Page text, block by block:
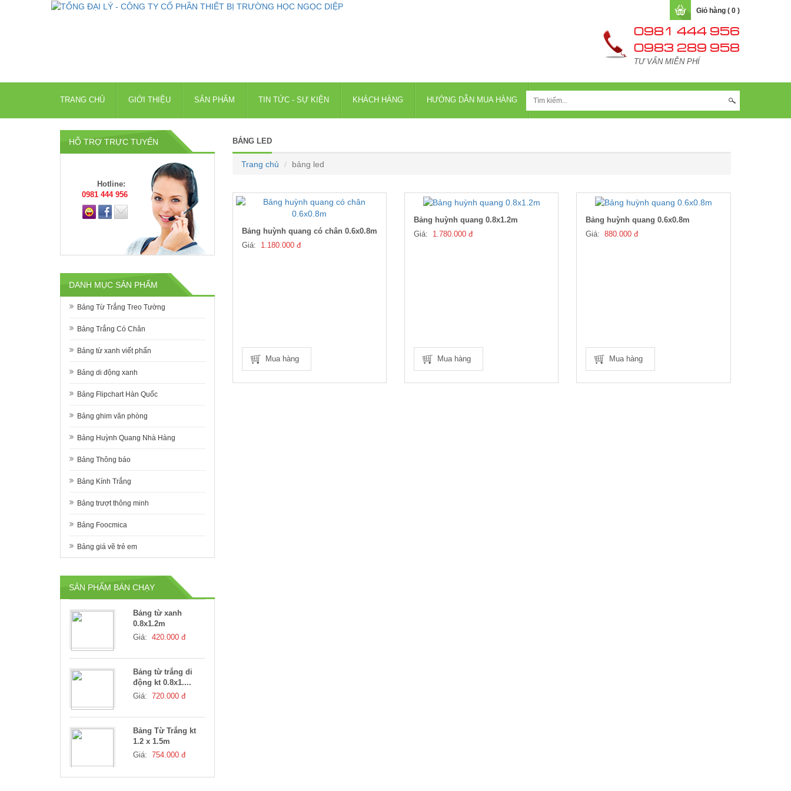
Giỏ hàng ( 0 )
0981 444 956
0983 289 958
TƯ VẤN MIỄN PHÍ
TRANG CHỦ GIỚI THIỆU SẢN PHẨM TIN TỨC - SỰ KIỆN KHÁCH HÀNG HƯỚNG DẪN MUA HÀNG LIÊN HỆ
HỖ TRỢ TRỰC TUYẾN
Hotline:
0981 444 956
DANH MỤC SẢN PHẨM
Bảng Từ Trắng Treo Tường
Bảng Trắng Có Chân
Bảng từ xanh viết phấn
Bảng di động xanh
Bảng Flipchart Hàn Quốc
Bảng ghim văn phòng
Bảng Huỳnh Quang Nhà Hàng
Bảng Thông báo
Bảng Kính Trắng
Bảng trượt thông minh
Bảng Foocmica
Bảng giá vẽ trẻ em
SẢN PHẨM BÁN CHẠY
Giá:420.000 đ
Bảng từ xanh
0.8x1.2m
Giá: 420.000 đ
Bảng từ trắng di
động kt 0.8x1....
Giá: 720.000 đ
Bảng Từ Trắng kt
1.2 x 1.5m
Giá: 754.000 đ
BẢNG LED
Trang chủ bảng led
Bảng huỳnh quang có chân 0.6x0.8m
Giá: 1.180.000 đ
Mua hàng
Bảng huỳnh quang 0.8x1.2m
Giá: 1.780.000 đ
Mua hàng
Bảng huỳnh quang 0.6x0.8m
Giá:880.000 đ
Mua hàng